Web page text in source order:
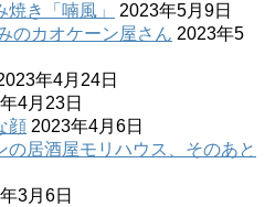
き「喃風」
2023年5月9日
のカオケーン屋さん 2023年5
年4月24日
4月23日
顔 2023年4月6日
の居酒屋モリハウス、そのあと
3月6日